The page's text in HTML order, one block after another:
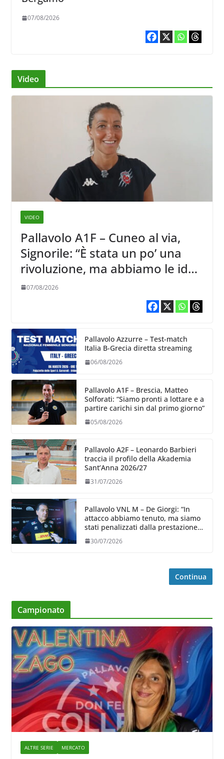
07/08/2026
Video
VIDEO
Pallavolo A1F – Cuneo al via,
Signorile: “È stata un po’ una
rivoluzione, ma abbiamo le idee
chiare siu cosa vogliamo fare”
07/08/2026
Pallavolo Azzurre – Test-match
Italia B-Grecia diretta streaming
06/08/2026
Pallavolo A1F – Brescia, Matteo
Solforati: “Siamo pronti a lottare e a
partire carichi sin dal primo giorno”
05/08/2026
Pallavolo A2F – Leonardo Barbieri
traccia il profilo della Akademia
Sant’Anna 2026/27
31/07/2026
Pallavolo VNL M – De Giorgi: “In
attacco abbiamo tenuto, ma siamo
stati penalizzati dalla prestazione
30/07/2026
Continua
Campionato
ALTRE SERIE MERCATO